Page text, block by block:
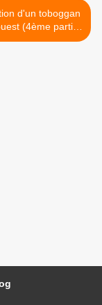
d'un toboggan
(4ème partie)
>